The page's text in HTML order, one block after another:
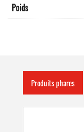
Poids
Produits phares